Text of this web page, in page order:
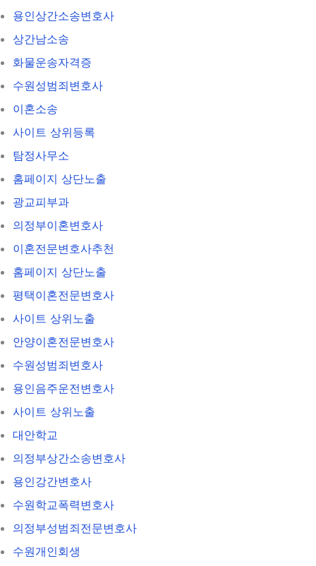
용인상간소송변호사
상간남소송
화물운송자격증
수원성범죄변호사
이혼소송
사이트 상위등록
탐정사무소
홈페이지 상단노출
광교피부과
의정부이혼변호사
이혼전문변호사추천
홈페이지 상단노출
평택이혼전문변호사
사이트 상위노출
안양이혼전문변호사
수원성범죄변호사
용인음주운전변호사
사이트 상위노출
대안학교
의정부상간소송변호사
용인강간변호사
수원학교폭력변호사
의정부성범죄전문변호사
수원개인회생